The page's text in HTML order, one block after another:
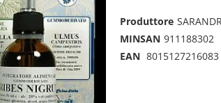
Produttore
MINSAN 911188302
EAN 8015127216083